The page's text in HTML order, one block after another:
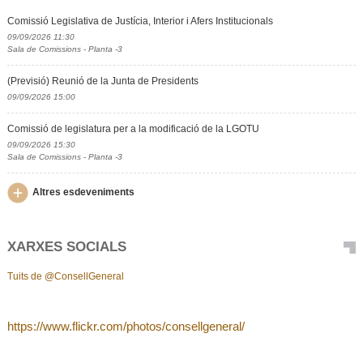
Comissió Legislativa de Justícia, Interior i Afers Institucionals
09/09/2026 11:30
Sala de Comissions - Planta -3
(Previsió) Reunió de la Junta de Presidents
09/09/2026 15:00
Comissió de legislatura per a la modificació de la LGOTU
09/09/2026 15:30
Sala de Comissions - Planta -3
Altres esdeveniments
XARXES SOCIALS
Tuits de @ConsellGeneral
https://www.flickr.com/photos/consellgeneral/